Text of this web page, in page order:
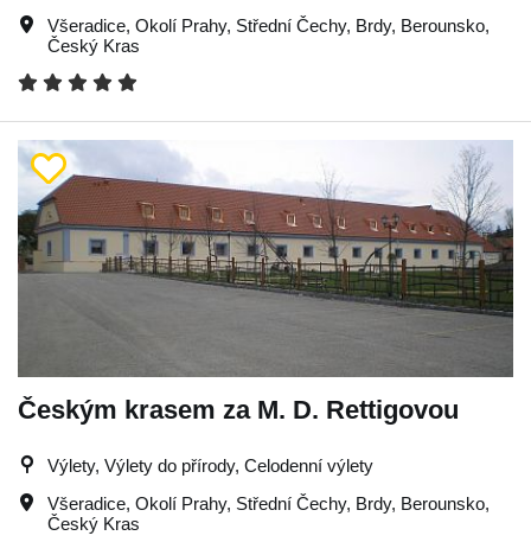
Všeradice, Okolí Prahy, Střední Čechy, Brdy, Berounsko,
Český Kras
Českým krasem za M. D. Rettigovou
Výlety, Výlety do přírody, Celodenní výlety
Všeradice, Okolí Prahy, Střední Čechy, Brdy, Berounsko,
Český Kras